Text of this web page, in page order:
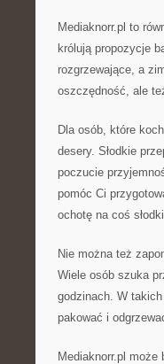
Mediaknorr.pl to
królują propozycje
rozgrzewające, a
oszczędność, ale
Dla osób, które
desery. Słodkie
poczucie
pomóc Ci
ochotę na coś
Nie można też
Wiele osób szuka
godzinach. W
pakować i
Mediaknorr.pl